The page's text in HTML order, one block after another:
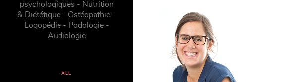
psychologiques - Nutrition
& Diététique - Ostéopathie -
Logopédie - Podologie -
Audiologie
ALL